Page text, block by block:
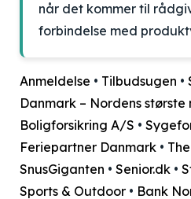
når det kommer til
forbindelse med
Anmeldelse • Tilbudsugen •
Danmark – Nordens
Boligforsikring A/S •
Feriepartner Danmark •
SnusGiganten • Senior.dk •
Sports & Outdoor • Bank